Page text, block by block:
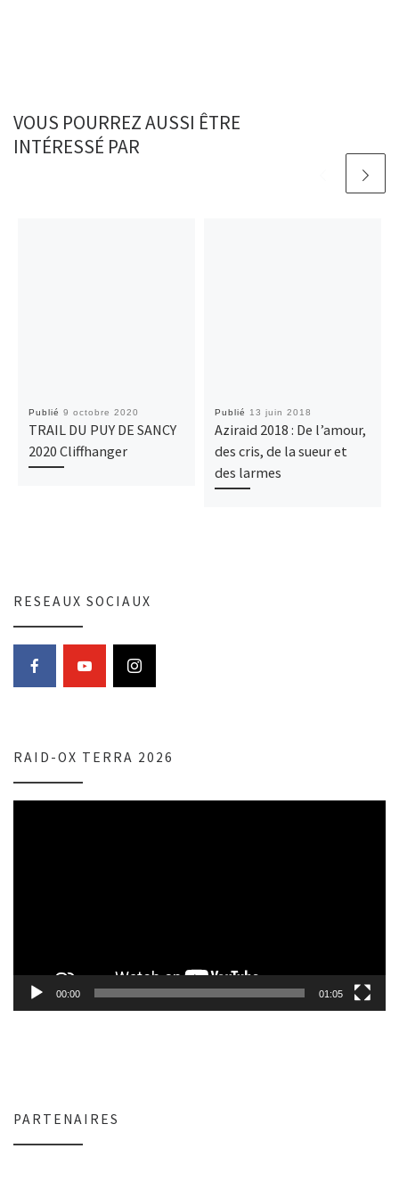
VOUS POURREZ AUSSI ÊTRE
INTÉRESSÉ PAR
Publié 9 octobre 2020
TRAIL DU PUY DE SANCY
2020 Cliffhanger
Publié 13 juin 2018
Aziraid 2018 : De l’amour,
des cris, de la sueur et
des larmes
RESEAUX SOCIAUX
RAID-OX TERRA 2026
00:00 01:05
PARTENAIRES